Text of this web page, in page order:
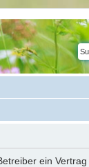
ein